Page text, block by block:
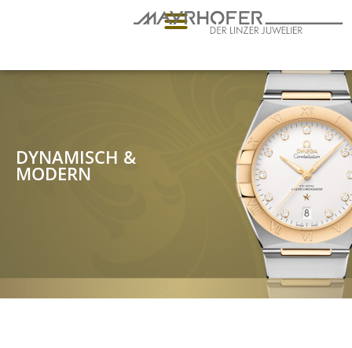
DYNAMISCH &
MODERN